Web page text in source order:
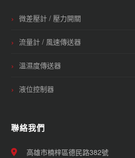
微差壓計 / 壓力開關
流量計 / 風速傳送器
溫濕度傳送器
液位控制器
聯絡我們
高雄市楠梓區德民路382號